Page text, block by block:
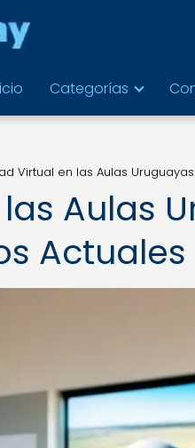
Categorías
Virtual en las Aulas
Aulas
Actuales